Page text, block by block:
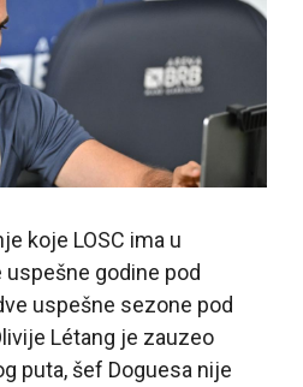
koje LOSC ima u
uspešne godine pod
uspešne sezone pod
Létang je zauzeo
puta, šef Doguesa nije